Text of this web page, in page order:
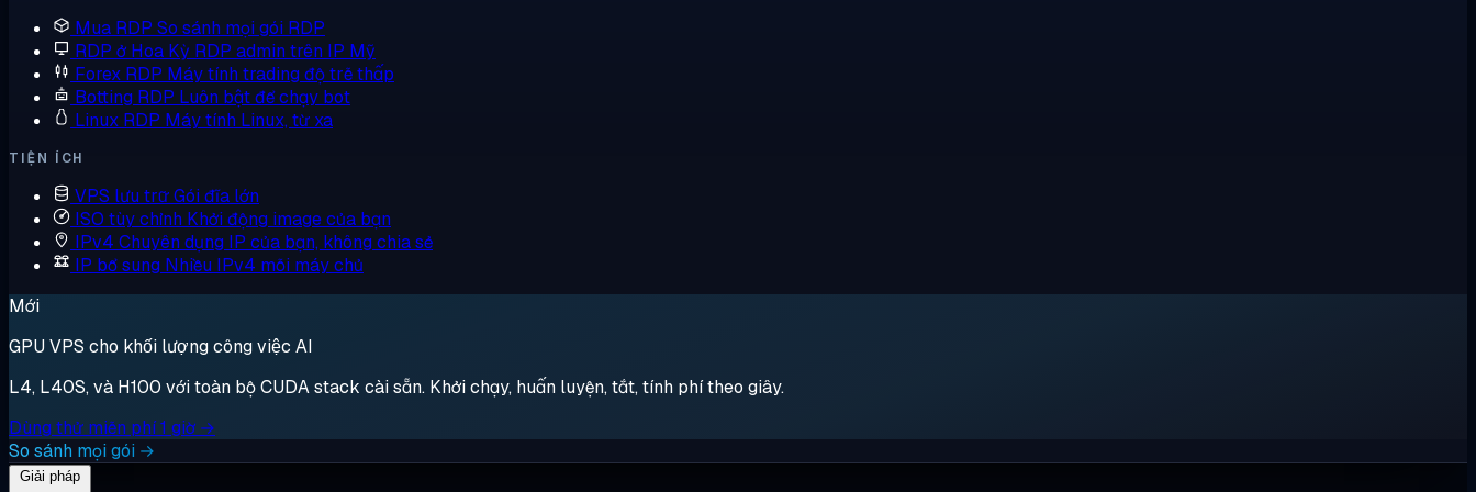
Mua RDP So sánh mọi gói RDP
RDP ở Hoa Kỳ RDP admin trên IP Mỹ
Forex RDP Máy tính trading độ trễ thấp
Botting RDP Luôn bật để chạy bot
Linux RDP Máy tính Linux, từ xa
TIỆN ÍCH
VPS lưu trữGói đĩa lớn
ISO tùy chỉnh Khởi động image của bạn
IPv4 Chuyên dụng IP của bạn, không chia sẻ
IP bổ sung Nhiều IPv4 mỗi máy chủ
Mới
GPU VPS cho khối lượng công việc AI
L4, L40S, và H100 với toàn bộ CUDA stack cài sẵn. Khởi chạy, huấn luyện, tắt, tính phí theo giây.
Dùng thử miễn phí 1 giờ →
So sánh mọi gói →